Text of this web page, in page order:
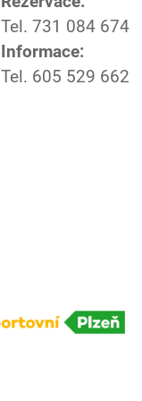
Tel. 731 084 674
Informace:
Tel. 605 529 662